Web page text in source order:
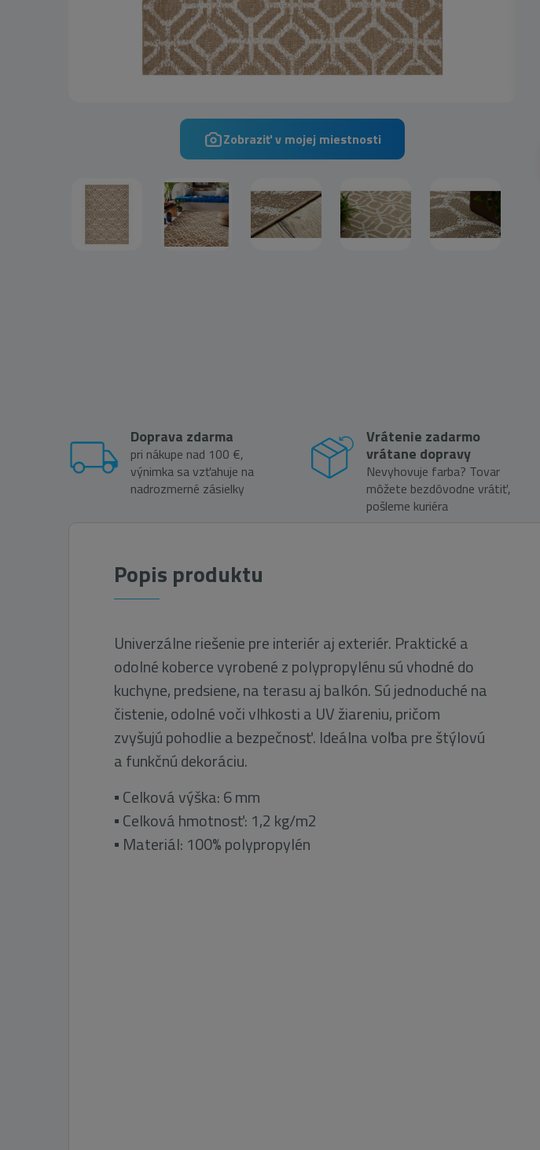
Zobraziť v mojej miestnosti
Doprava zdarma
pri nákupe nad 100 €,
výnimka sa vzťahuje na
nadrozmerné zásielky
Vrátenie zadarmo
vrátane dopravy
Nevyhovuje farba? Tovar
môžete bezdôvodne vrátiť,
pošleme kuriéra
Popis produktu
Univerzálne riešenie pre interiér aj exteriér. Praktické a
odolné koberce vyrobené z polypropylénu sú vhodné do
kuchyne, predsiene, na terasu aj balkón. Sú jednoduché na
čistenie, odolné voči vlhkosti a UV žiareniu, pričom
zvyšujú pohodlie a bezpečnosť. Ideálna voľba pre štýlovú
a funkčnú dekoráciu.
▪ Celková výška: 6 mm
▪ Celková hmotnosť: 1,2 kg/m2
▪ Materiál: 100% polypropylén